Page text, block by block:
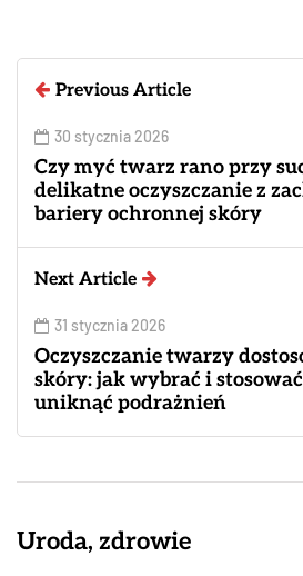
Previous Article
30 stycznia 2026
Czy myć twarz rano przy
delikatne oczyszczanie z
bariery ochronnej skóry
Next Article
31 stycznia 2026
Oczyszczanie twarzy
skóry: jak wybrać i
uniknąć podrażnień
Uroda, zdrowie